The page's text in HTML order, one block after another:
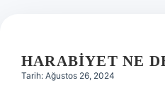
HARABIYET NE
Tarih: Ağustos 26, 2024